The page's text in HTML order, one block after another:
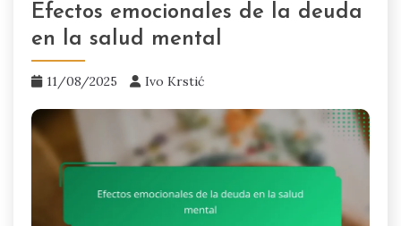
Efectos emocionales de la deuda
en la salud mental
11/08/2025 Ivo Krstić